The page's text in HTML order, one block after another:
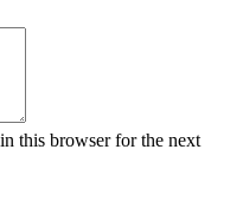
this browser for the next